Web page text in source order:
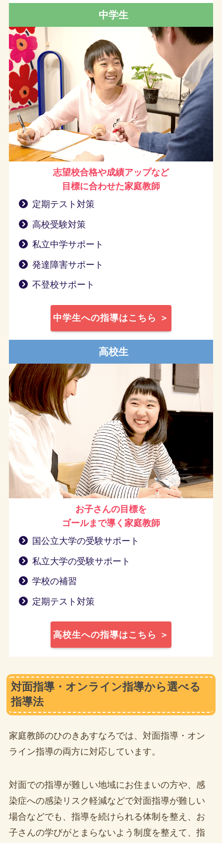
中学生
志望校合格や成績アップなど
目標に合わせた家庭教師
定期テスト対策
高校受験対策
私立中学サポート
発達障害サポート
不登校サポート
中学生への指導はこちら ＞
高校生
お子さんの目標を
ゴールまで導く 家庭教師
国公立大学の受験サポート
私立大学の受験サポート
学校の補習
定期テスト対策
高校生への指導はこちら ＞
対面指導・オンライン指導から選べる
指導法
家庭教師のひのきあすなろでは、対面指導・オン
ライン指導の両方に対応しています。
対面での指導が難しい地域にお住まいの方や、感
染症への感染リスク軽減などで対面指導が難しい
場合などでも、指導を続けられる体制を整え、お
子さんの学びがとまらないよう制度を整えて、指